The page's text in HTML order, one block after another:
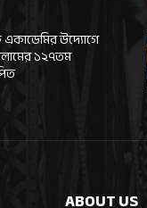
উদ্যোগে
১২৭তম
ABOUT US